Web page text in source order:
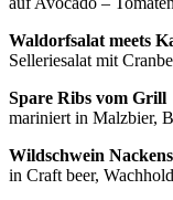
Waldorfsalat meets
Selleriesalat mit
Spare Ribs vom Grill
mariniert in Malzbier,
Wildschwein
in Craft beer,